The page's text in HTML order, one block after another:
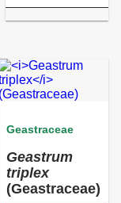
Geastraceae
Geastrum
triplex
(Geastraceae)